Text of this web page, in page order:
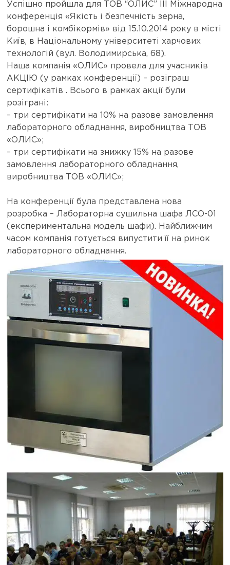
Успішно пройшла для ТОВ “ОЛИС” ІІІ Міжнародна
конференція «Якість і безпечність зерна,
борошна і комбікормів» від 15.10.2014 року в місті
Київ, в Національному університеті харчових
технологій (вул. Володимирська, 68).
Наша компанія «ОЛИС» провела для учасників
АКЦІЮ (у рамках конференції) – розіграш
сертифікатів . Всього в рамках акції були
розіграні:
– три сертифікати на 10% на разове замовлення
лабораторного обладнання, виробництва ТОВ
«ОЛИС»;
– три сертифікати на знижку 15% на разове
замовлення лабораторного обладнання,
виробництва ТОВ «ОЛИС»;
На конференції була представлена нова
розробка – Лабораторна сушильна шафа ЛСО-01
(експериментальна модель шафи). Найближчим
часом компанія готується випустити її на ринок
лабораторного обладнання.